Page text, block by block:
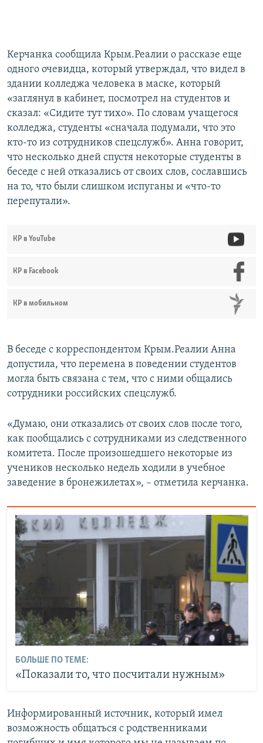
Керчанка сообщила Крым.Реалии о рассказе еще
одного очевидца, который утверждал, что видел в
здании колледжа человека в маске, который
«заглянул в кабинет, посмотрел на студентов и
сказал: «Сидите тут тихо». По словам учащегося
колледжа, студенты «сначала подумали, что это
кто-то из сотрудников спецслужб». Анна говорит,
что несколько дней спустя некоторые студенты в
беседе с ней отказались от своих слов, сославшись
на то, что были слишком испуганы и «что-то
перепутали».
КР в YouTube
КР в Facebook
КР в мобильном
В беседе с корреспондентом Крым.Реалии Анна
допустила, что перемена в поведении студентов
могла быть связана с тем, что с ними общались
сотрудники российских спецслужб.
«Думаю, они отказались от своих слов после того,
как пообщались с сотрудниками из следственного
комитета. После произошедшего некоторые из
учеников несколько недель ходили в учебное
заведение в бронежилетах», – отметила керчанка.
БОЛЬШЕ ПО ТЕМЕ:
«Показали то, что посчитали нужным»
Информированный источник, который имел
возможность общаться с родственниками